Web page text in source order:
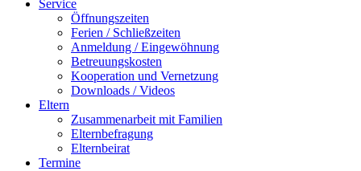
Service
Öffnungszeiten
Ferien / Schließzeiten
Anmeldung / Eingewöhnung
Betreuungskosten
Kooperation und Vernetzung
Downloads / Videos
Eltern
Zusammenarbeit mit Familien
Elternbefragung
Elternbeirat
Termine